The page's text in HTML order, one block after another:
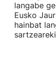
langabe
Eusko
hainbat